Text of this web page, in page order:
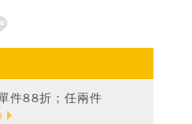
件88折；任兩件
程